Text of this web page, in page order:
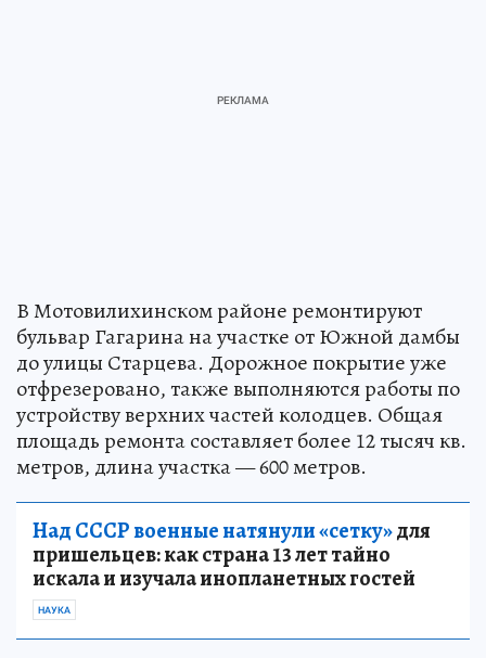
В Мотовилихинском районе ремонтируют
бульвар Гагарина на участке от Южной дамбы
до улицы Старцева. Дорожное покрытие уже
отфрезеровано, также выполняются работы по
устройству верхних частей колодцев. Общая
площадь ремонта составляет более 12 тысяч кв.
метров, длина участка — 600 метров.
Над СССР военные натянули «сетку»для
пришельцев: как страна 13 лет тайно
искала и изучала инопланетных гостей
НАУКА